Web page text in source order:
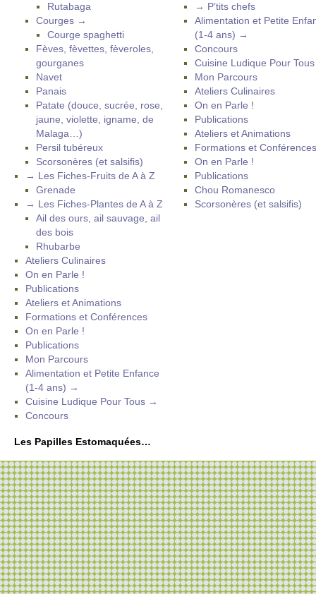
Rutabaga
Courges →
Courge spaghetti
Fèves, fèvettes, fèveroles,
gourganes
Navet
Panais
Patate (douce, sucrée, rose,
jaune, violette, igname, de
Malaga…)
Persil tubéreux
Scorsonères (et salsifis)
→ Les Fiches-Fruits de A à Z
Grenade
→ Les Fiches-Plantes de A à Z
Ail des ours, ail sauvage, ail
des bois
Rhubarbe
Ateliers Culinaires
On en Parle !
Publications
Ateliers et Animations
Formations et Conférences
On en Parle !
Publications
Mon Parcours
Alimentation et Petite Enfance
(1-4 ans) →
Cuisine Ludique Pour Tous →
Concours
→ P’tits chefs
Alimentation et Petite
(1-4 ans) →
Concours
Cuisine Ludique Pour
Mon Parcours
Ateliers Culinaires
On en Parle !
Publications
Ateliers et Animations
Formations et Conférences
On en Parle !
Publications
Chou Romanesco
Scorsonères (et salsifis)
Les Papilles Estomaquées…